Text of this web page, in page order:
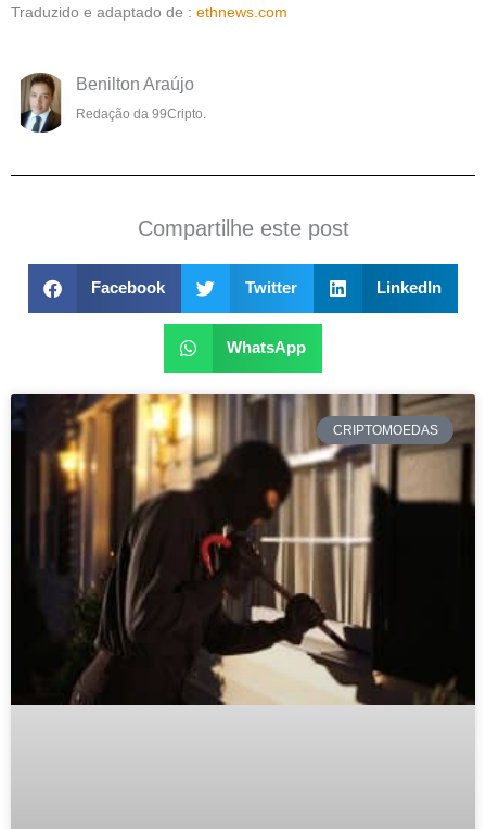
Traduzido e adaptado de : ethnews.com
Benilton Araújo
Redação da 99Cripto.
Compartilhe este post
Facebook Twitter LinkedIn
WhatsApp
CRIPTOMOEDAS